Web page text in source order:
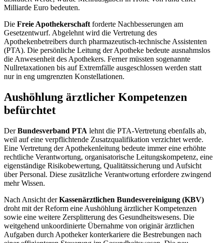
Milliarde Euro bedeuten.
Die Freie Apothekerschaft forderte Nachbesserungen am
Gesetzentwurf. Abgelehnt wird die Vertretung des
Apothekenbetreibers durch pharmazeutisch-technische Assistenten
(PTA). Die persönliche Leitung der Apotheke bedeute ausnahmslos
die Anwesenheit des Apothekers. Ferner müssten sogenannte
Nullretaxationen bis auf Extremfälle ausgeschlossen werden statt
nur in eng umgrenzten Konstellationen.
Aushöhlung ärztlicher Kompetenzen
befürchtet
DerBundesverband PTA lehnt die PTA-Vertretung ebenfalls ab,
weil auf eine verpflichtende Zusatzqualifikation verzichtet werde.
Eine Vertretung der Apothekenleitung bedeute immer eine erhöhte
rechtliche Verantwortung, organisatorische Leitungskompetenz, eine
eigenständige Risikobewertung, Qualitätssicherung und Aufsicht
über Personal. Diese zusätzliche Verantwortung erfordere zwingend
mehr Wissen.
Nach Ansicht derKassenärztlichen Bundesvereinigung (KBV)
droht mit der Reform eine Aushöhlung ärztlicher Kompetenzen
sowie eine weitere Zersplitterung des Gesundheitswesens. Die
weitgehend unkoordinierte Übernahme von originär ärztlichen
Aufgaben durch Apotheker konterkariere die Bestrebungen nach